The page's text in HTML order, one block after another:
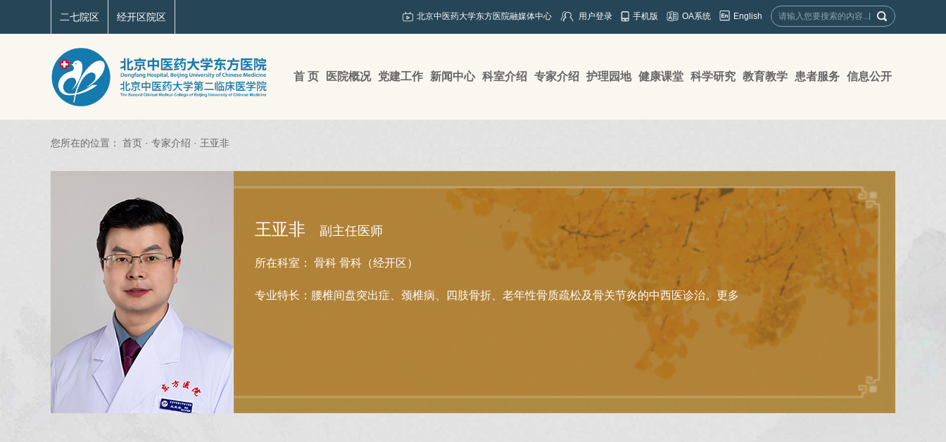
二七院区 经开区院区 北京中医药大学东方医院融媒体中心 用户登录 手机版 OA系统 English
首 页 医院概况 党建工作 新闻中心 科室介绍 专家介绍 护理园地 健康课堂 科学研究 教育教学 患者服务 信息公开
您所在的位置： 首页 · 专家介绍 · 王亚非
王亚非 副主任医师
所在科室： 骨科 骨科（经开区）
专业特长：腰椎间盘突出症、颈椎病、四肢骨折、老年性骨质疏松及骨关节炎的中西医诊治。 更多